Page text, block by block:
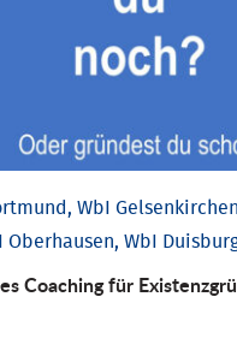
WbI
Oberhausen, WbI
Coaching für